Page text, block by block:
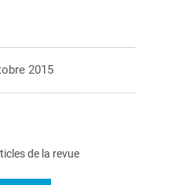
2015
de la revue